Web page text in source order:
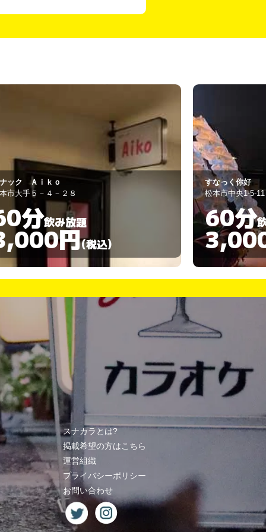
っく你好
市中央1-5-11
分飲み放題
円(税込)
Ｒ03
松本市中央1-15-6
60分
スナカラとは?
掲載希望の方はこちら
運営組織
プライバシーポリシー
お問い合わせ